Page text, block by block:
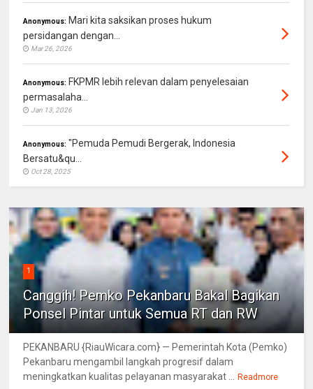
Anonymous: Mari kita saksikan proses hukum
persidangan dengan...
Mar 26, 2026
Anonymous: FKPMR lebih relevan dalam penyelesaian
permasalaha...
Jan 13, 2026
Anonymous: "Pemuda Pemudi Bergerak, Indonesia
Bersatu&qu...
Oct 28, 2025
1
Canggih! Pemko Pekanbaru Bakal Bagikan
Ponsel Pintar untuk Semua RT dan RW
PEKANBARU {RiauWicara.com} — Pemerintah Kota (Pemko)
Pekanbaru mengambil langkah progresif dalam
meningkatkan kualitas pelayanan masyarakat ...
Readmore